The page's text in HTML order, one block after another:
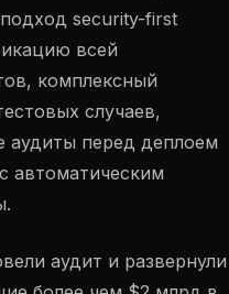
security-first
всей
комплексный
случаев,
аудиты перед деплоем
автоматическим
аудит и развернули